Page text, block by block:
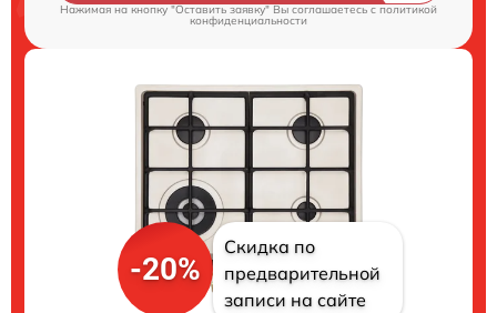
Нажимая на кнопку "Оставить заявку" Вы соглашаетесь cполитикой
конфиденциальности
-20%
Скидка по
предварительной
записи на сайте